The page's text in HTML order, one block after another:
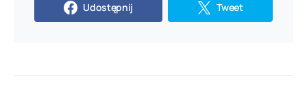
Udostępnij Tweet